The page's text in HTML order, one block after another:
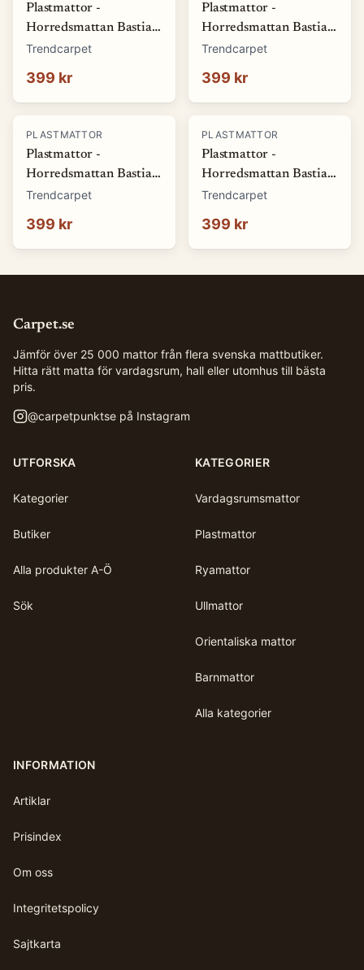
Plastmattor -
Horredsmattan Bastian
(grön) (Storlek: 70 x 50
Trendcarpet
399 kr
Plastmattor -
Horredsmattan Bastian
(röd) (Storlek: 70 x 50
Trendcarpet
399 kr
PLASTMATTOR
Plastmattor -
Horredsmattan Bastian
(blå) (Storlek: 70 x 50
Trendcarpet
399 kr
PLASTMATTOR
Plastmattor -
Horredsmattan Bastian
(brun) (Storlek: 70 x 50
Trendcarpet
399 kr
Carpet.se
Jämför över 25 000 mattor från flera svenska mattbutiker.
Hitta rätt matta för vardagsrum, hall eller utomhus till bästa
pris.
@carpetpunktse på Instagram
UTFORSKA
Kategorier
Butiker
Alla produkter A-Ö
Sök
KATEGORIER
Vardagsrumsmattor
Plastmattor
Ryamattor
Ullmattor
Orientaliska mattor
Barnmattor
Alla kategorier
INFORMATION
Artiklar
Prisindex
Om oss
Integritetspolicy
Sajtkarta